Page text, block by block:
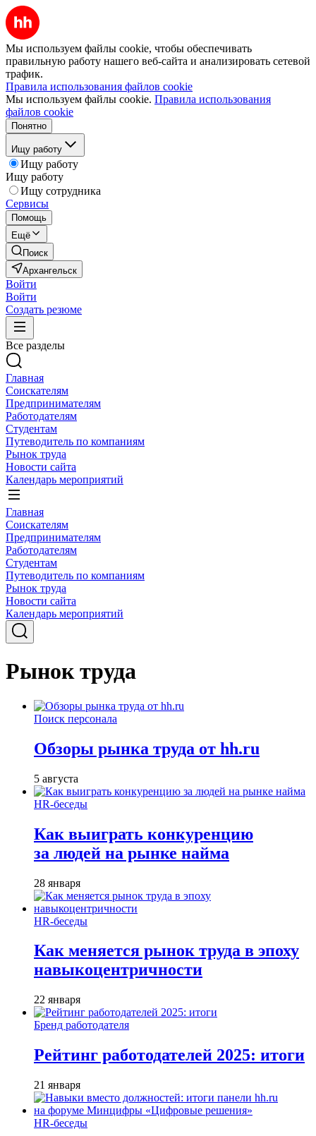
Мы используем файлы cookie, чтобы обеспечивать
правильную работу нашего веб-сайта и анализировать сетевой
трафик.
Правила использования файлов cookie
Мы используем файлы cookie. Правила использования
файлов cookie
Понятно
Ищу работу
Ищу работу
Ищу работу
Ищу сотрудника
Сервисы
Помощь
Ещё
Поиск
Архангельск
Войти
Войти
Создать резюме
Все разделы
Главная
Соискателям
Предпринимателям
Работодателям
Студентам
Путеводитель по компаниям
Рынок труда
Новости сайта
Календарь мероприятий
Главная
Соискателям
Предпринимателям
Работодателям
Студентам
Путеводитель по компаниям
Рынок труда
Новости сайта
Календарь мероприятий
Рынок труда
Поиск персонала
Обзоры рынка труда от hh.ru
5 августа
HR-беседы
Как выиграть конкуренцию
за людей на рынке найма
28 января
HR-беседы
Как меняется рынок труда в эпоху
навыкоцентричности
22 января
Бренд работодателя
Рейтинг работодателей 2025: итоги
21 января
HR-беседы